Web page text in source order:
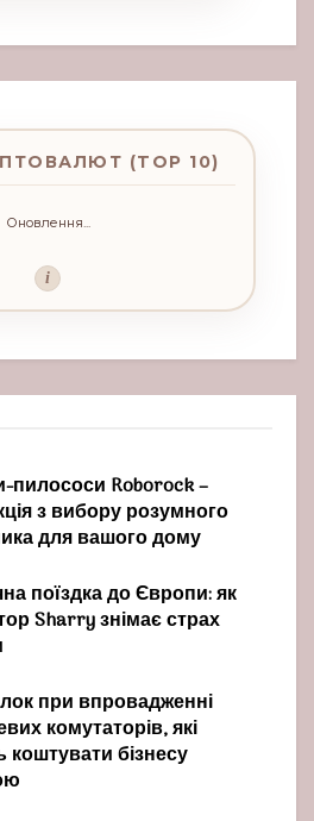
(TOP 10)
Оновлення...
i
пилососи Roborock –
з вибору розумного
для вашого дому
поїздка до Європи: як
Sharry знімає страх
при впровадженні
комутаторів, які
коштувати бізнесу